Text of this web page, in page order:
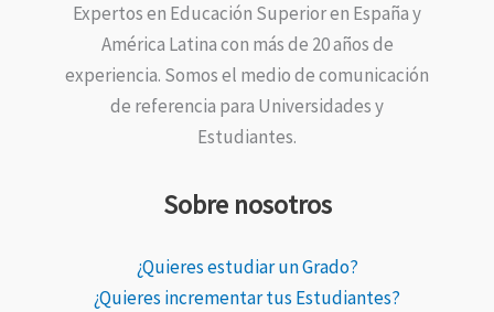
Expertos en Educación Superior en España y
América Latina con más de 20 años de
experiencia. Somos el medio de comunicación
de referencia para Universidades y
Estudiantes.
Sobre nosotros
¿Quieres estudiar un Grado?
¿Quieres incrementar tus Estudiantes?